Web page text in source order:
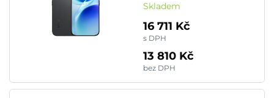
Skladem
16 711 Kč
s DPH
13 810 Kč
bez DPH